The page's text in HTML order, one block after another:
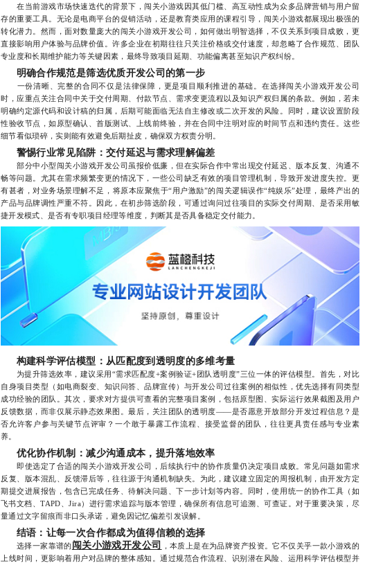
在当前游戏市场快速迭代的背景下，闯关小游戏因其低门槛、高互动性成为众多品牌营销与用户留
存的重要工具。无论是电商平台的促销活动，还是教育类应用的课程引导，闯关小游戏都展现出极强的
转化潜力。然而，面对数量庞大的闯关小游戏开发公司，如何做出明智选择，不仅关系到项目成败，更
直接影响用户体验与品牌价值。许多企业在初期往往只关注价格或交付速度，却忽略了合作规范、团队
专业度和长期维护能力等关键因素，最终导致项目延期、功能偏离甚至知识产权纠纷。
明确合作规范是筛选优质开发公司的第一步
一份清晰、完整的合同不仅是法律保障，更是项目顺利推进的基础。在选择闯关小游戏开发公司
时，应重点关注合同中关于交付周期、付款节点、需求变更流程以及知识产权归属的条款。例如，若未
明确约定源代码和设计稿的归属，后期可能面临无法自主修改或二次开发的风险。同时，建议设置阶段
性验收节点，如原型确认、首版测试、上线前终验，并在合同中注明对应的时间节点和违约责任。这些
细节看似琐碎，实则能有效避免后期扯皮，确保双方权责分明。
警惕行业常见陷阱：交付延迟与需求理解偏差
部分中小型闯关小游戏开发公司虽报价低廉，但在实际合作中常出现交付延迟、版本反复、沟通不
畅等问题。尤其在需求频繁变更的情况下，一些公司缺乏有效的项目管理机制，导致开发进度失控。更
有甚者，对业务场景理解不足，将原本应聚焦于“用户激励”的闯关逻辑误作“纯娱乐”处理，最终产出的
产品与品牌调性严重不符。因此，在初步筛选阶段，可通过询问过往项目的实际交付周期、是否采用敏
捷开发模式、是否有专职项目经理等维度，判断其是否具备稳定交付能力。
构建科学评估模型：从匹配度到透明度的多维考量
为提升筛选效率，建议采用“需求匹配度+案例验证+团队透明度”三位一体的评估模型。首先，对比
自身项目类型（如电商裂变、知识问答、品牌宣传）与开发公司过往案例的相似性，优先选择有同类型
成功经验的团队。其次，要求对方提供可查看的完整项目案例，包括原型图、实际运行效果截图及用户
反馈数据，而非仅展示静态效果图。最后，关注团队的透明度——是否愿意开放部分开发过程信息？是
否允许客户参与关键节点评审？一个敢于暴露工作流程、接受监督的团队，往往更具责任感与专业素
养。
优化协作机制：减少沟通成本，提升落地效率
即使选定了合适的闯关小游戏开发公司，后续执行中的协作质量仍决定项目成败。常见问题如需求
反复、版本混乱、反馈滞后等，往往源于沟通机制缺失。为此，建议建立固定的周报机制，由开发方定
期提交进展报告，包含已完成任务、待解决问题、下一步计划等内容。同时，使用统一的协作工具（如
飞书文档、TAPD、Jira）进行需求追踪与版本管理，确保所有信息可追溯、可查证。对于重要决策，尽
量通过文字留痕而非口头承诺，避免因记忆偏差引发误解。
结语：让每一次合作都成为值得信赖的选择
选择一家靠谱的 闯关小游戏开发公司
，本质上是在为品牌资产投资。它不仅关乎一款小游戏的
上线时间，更影响着用户对品牌的整体感知。通过规范合作流程、识别潜在风险、运用科学评估模型并